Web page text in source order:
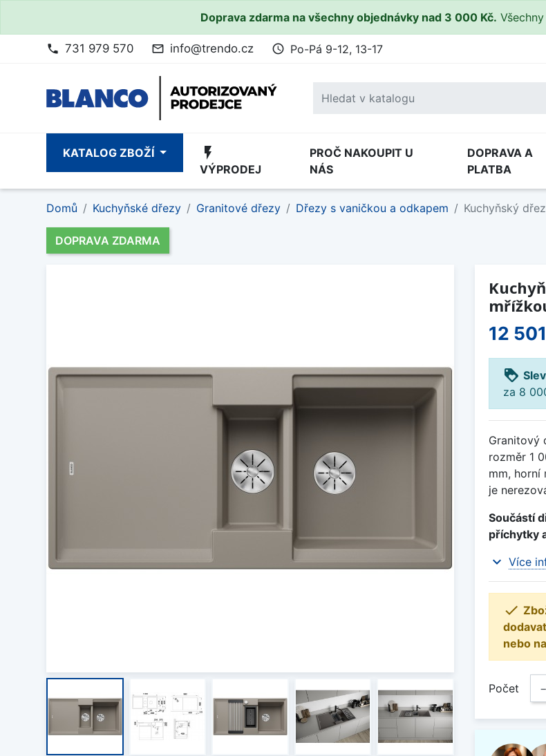
Doprava zdarma na všechny objednávky nad 3 000 Kč.
phone 731 979 570 mail_outline info@trendo.cz access_time Po-Pá 9-12, 13-17
KATALOG ZBOŽÍ flash_on
VÝPRODEJ
PROČ NAKOUPIT U
NÁS
DOPRAVA A
PLATBA
Domů Kuchyňské dřezy Granitové dřezy Dřezy s vaničkou a odkapem Kuchyňský
DOPRAVA ZDARMA
12
loyalty
za 8
Granitový
rozměr 1
mm, horní
je
Součástí
příchytky
expand_more Více

nebo
Počet −